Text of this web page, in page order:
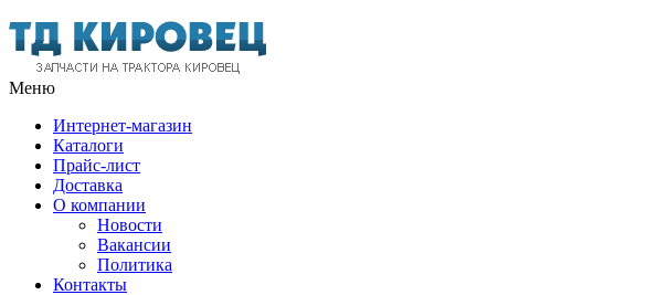
Меню
Интернет-магазин
Каталоги
Прайс-лист
Доставка
О компании
Новости
Вакансии
Политика
Контакты